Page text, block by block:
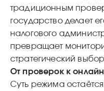
традиционным
государство делает
налогового
превращает
стратегический
От проверок к
Суть режима